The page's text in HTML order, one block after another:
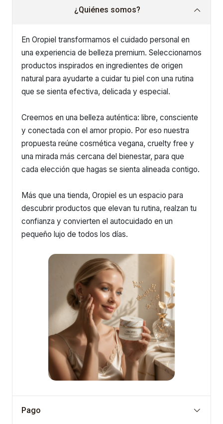
¿Quiénes somos?
En Oropiel transformamos el cuidado personal en
una experiencia de belleza premium. Seleccionamos
productos inspirados en ingredientes de origen
natural para ayudarte a cuidar tu piel con una rutina
que se sienta efectiva, delicada y especial.
Creemos en una belleza auténtica: libre, consciente
y conectada con el amor propio. Por eso nuestra
propuesta reúne cosmética vegana, cruelty free y
una mirada más cercana del bienestar, para que
cada elección que hagas se sienta alineada contigo.
Más que una tienda, Oropiel es un espacio para
descubrir productos que elevan tu rutina, realzan tu
confianza y convierten el autocuidado en un
pequeño lujo de todos los días.
Pago